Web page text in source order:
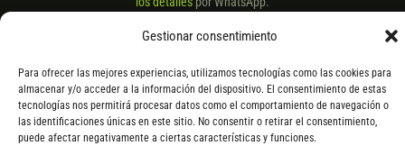
Gestionar consentimiento
Para ofrecer las mejores experiencias, utilizamos tecnologías como las cookies para
almacenar y/o acceder a la información del dispositivo. El consentimiento de estas
tecnologías nos permitirá procesar datos como el comportamiento de navegación o
las identificaciones únicas en este sitio. No consentir o retirar el consentimiento,
puede afectar negativamente a ciertas características y funciones.
* Los modelos con entrega inmediata se envían 24 h laborables tras el
servir el producto, se devuelve el importe sin coste. La información de
componentes es orientativa; los fabricantes pueden sustituir elementos
por otros equivalentes o superiores.